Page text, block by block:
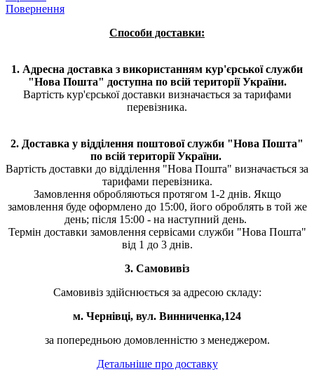
Повернення
Способи доставки:
1. Адресна доставка з використанням кур'єрської служби
"Нова Пошта" доступна по всій території України.
Вартість кур'єрської доставки визначається за тарифами
перевізника.
2. Доставка у відділення поштової служби "Нова Пошта"
по всій території України.
Вартість доставки до відділення "Нова Пошта" визначається за
тарифами перевізника.
Замовлення обробляються протягом 1-2 днів. Якщо
замовлення буде оформлено до 15:00, його оброблять в той же
день; після 15:00 - на наступний день.
Термін доставки замовлення сервісами служби "Нова Пошта"
від 1 до 3 днів.
3. Самовивіз
Самовивіз здійснюється за адресою складу:
м. Чернівці, вул. Винниченка,124
за попередньою домовленністю з менеджером.
Детальніше про доставку